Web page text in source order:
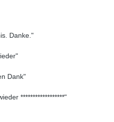
Danke."
Dank"
******************"